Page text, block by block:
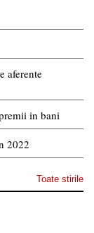
aferente
in bani
2022
Toate stirile